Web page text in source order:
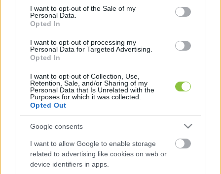
consent section.
I want to opt-out of the Sale of my
Personal Data.
Opted In
I want to opt-out of processing my
Personal Data for Targeted Advertising.
Opted In
I want to opt-out of Collection, Use,
Retention, Sale, and/or Sharing of my
Personal Data that Is Unrelated with the
Purposes for which it was collected.
Opted Out
Google consents
I want to allow Google to enable storage
related to advertising like cookies on web or
device identifiers in apps.
“Remélem, ez nem lesz egy ilyen eset” –
mondta az amerikai elnök.
Trump és Medvegyev – aki egyben az orosz
Biztonsági Tanács alelnöke is -, az elmúlt
napokban többször üzent egymásnak, miután
Trump közölte, Moszkvának 10 napja van